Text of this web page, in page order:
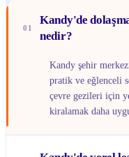
01
Kandy'de
nedir?
Kandy şehir
pratik ve eğlenceli
çevre gezileri için
kiralamak daha